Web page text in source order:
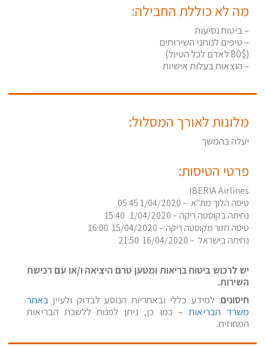
מה לא כוללת החבילה:
– ביטוח נסיעות
– טיפים לנותני השירותים
(80$ לאדם לכל הטיול)
– הוצאות בעלות אישיות
מלונות לאורך המסלול:
יעלה בהמשך
פרטי הטיסות:
IBERIA Airlines
טיסה הלוך מת"א – 1/04/2020 05:45
נחיתה בקוסטה ריקה – 1/04/2020 15:40
טיסה חזור מקוסטה ריקה – 15/04/2020 16:00
נחיתה בישראל – 16/04/2020 21:50
יש לרכוש ביטוח בריאות ומטען טרם היציאה ו/או עם רכישת
השירות.
חיסונים: למידע כללי ובאחריות הנוסע לבדוק ולעיין באתר
משרד הבריאות – כמו כן, ניתן לפנות ללשכת הבריאות
המחוזית.